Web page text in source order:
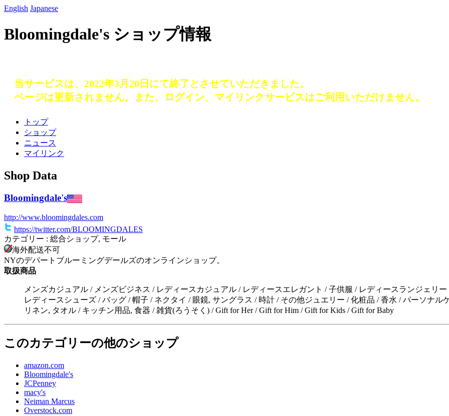
English Japanese
Bloomingdale's ショップ情報
当サービスは、2022年3月20日にて終了とさせていただきました。
ページは更新されません。また、ログイン、マイリンクサービスはご利用いただけません。
トップ
ショップ
ニュース
マイリンク
Shop Data
Bloomingdale's
http://www.bloomingdales.com
https://twitter.com/BLOOMINGDALES
カテゴリー : 総合ショップ, モール
海外配送不可
NYのデパートブルーミングデールズのオンラインショップ。
取扱商品
メンズカジュアル / メンズビジネス / レディースカジュアル / レディースエレガント / 子供服 / レディースランジェリ
レディースシューズ / バッグ / 帽子 / ネクタイ / 眼鏡, サングラス / 時計 / その他ジュエリー / 化粧品 / 香水 / パーソナ
リネン, タオル / キッチン用品, 食器 / 雑貨(ろうそく) / Gift for Her / Gift for Him / Gift for Kids / Gift for Baby
このカテゴリーの他のショップ
amazon.com
Bloomingdale's
JCPenney
macy's
Neiman Marcus
Overstock.com